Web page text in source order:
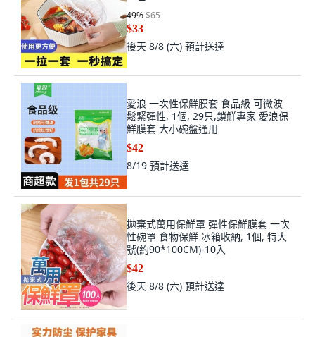
49%$65
$33
後天 8/8 (六) 預計送達
愛浪 一次性保鮮膜套 食品級 可微波
鬆緊彈性, 1個, 29只,鎖鮮專家 愛浪保
鮮膜套 大小碗盤通用
$42
8/19 預計送達
拋棄式萬用保鮮罩 彈性保鮮膜套 一次
性碗罩 食物保鮮 冰箱收納, 1個, 特大
號(約90*100CM)-10入
$42
後天 8/8 (六) 預計送達